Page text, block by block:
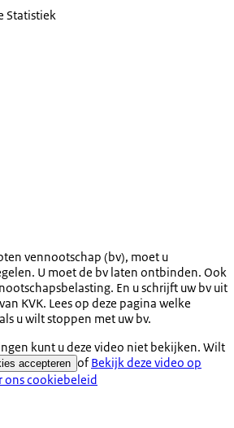
Statistiek
vennootschap (bv), moet u
U moet de bv laten ontbinden. Ook
En u schrijft uw bv uit
KVK. Lees op deze pagina welke
u wilt stoppen met uw bv.
kunt u deze video niet bekijken. Wilt
accepteren of Bekijk deze video op
ons cookiebeleid